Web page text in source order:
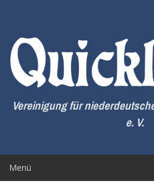
springen
Vereinigung für
e. V.
Menü